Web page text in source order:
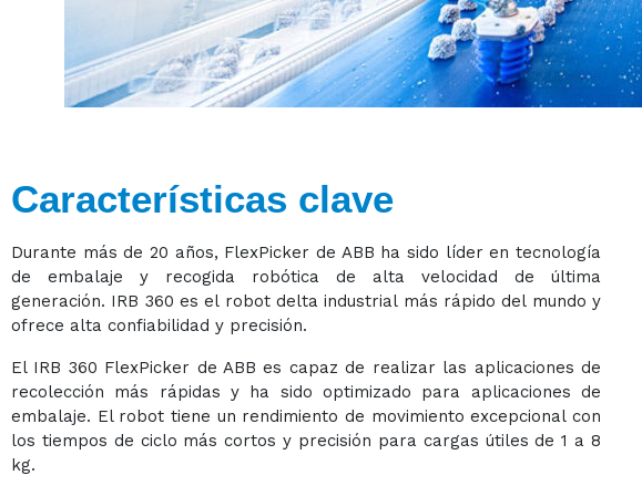
Características clave
Durante más de 20 años, FlexPicker de ABB ha sido líder en tecnología
de embalaje y recogida robótica de alta velocidad de última
generación. IRB 360 es el robot delta industrial más rápido del mundo y
ofrece alta confiabilidad y precisión.
El IRB 360 FlexPicker de ABB es capaz de realizar las aplicaciones de
recolección más rápidas y ha sido optimizado para aplicaciones de
embalaje. El robot tiene un rendimiento de movimiento excepcional con
los tiempos de ciclo más cortos y precisión para cargas útiles de 1 a 8
kg.